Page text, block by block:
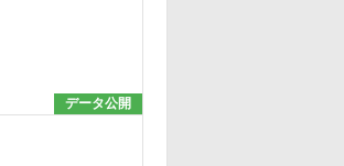
データ公開